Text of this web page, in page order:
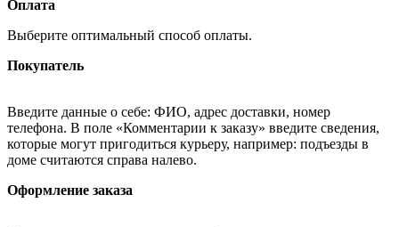
Оплата
Выберите оптимальный способ оплаты.
Покупатель
Введите данные о себе: ФИО, адрес доставки, номер
телефона. В поле «Комментарии к заказу» введите сведения,
которые могут пригодиться курьеру, например: подъезды в
доме считаются справа налево.
Оформление заказа